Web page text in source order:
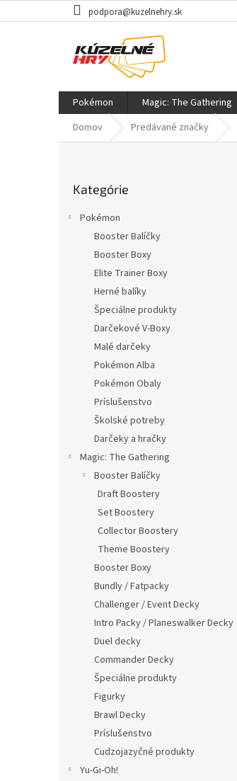
na
podpora@kuzelnehry.sk
Pokémon Magic: The Gathering
Domov
Predávané značky
kategórie
Kategórie
Pokémon
Booster Balíčky
Booster Boxy
Elite Trainer Boxy
Herné balíky
Špeciálne produkty
Darčekové V-Boxy
Malé darčeky
Pokémon Alba
Pokémon Obaly
Príslušenstvo
Školské potreby
Darčeky a hračky
Magic: The Gathering
Booster Balíčky
Draft Boostery
Set Boostery
Collector Boostery
Theme Boostery
Booster Boxy
Bundly / Fatpacky
Challenger / Event Decky
Intro Packy / Planeswalker Decky
Duel decky
Commander Decky
Špeciálne produkty
Figurky
Brawl Decky
Príslušenstvo
Cudzojazyčné produkty
Yu-Gi-Oh!